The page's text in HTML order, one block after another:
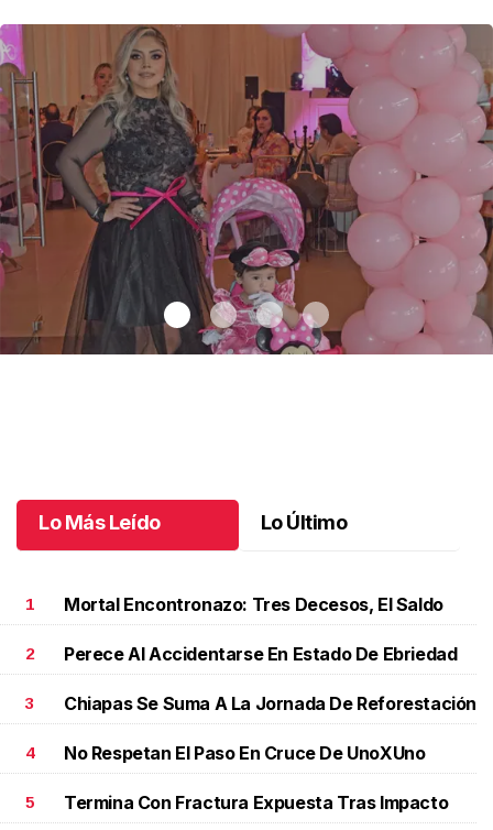
Lo Más Leído Lo Último
1 Mortal Encontronazo: Tres Decesos, El Saldo
2 Perece Al Accidentarse En Estado De Ebriedad
3 Chiapas Se Suma A La Jornada De Reforestación
4 No Respetan El Paso En Cruce De UnoXUno
5 Termina Con Fractura Expuesta Tras Impacto